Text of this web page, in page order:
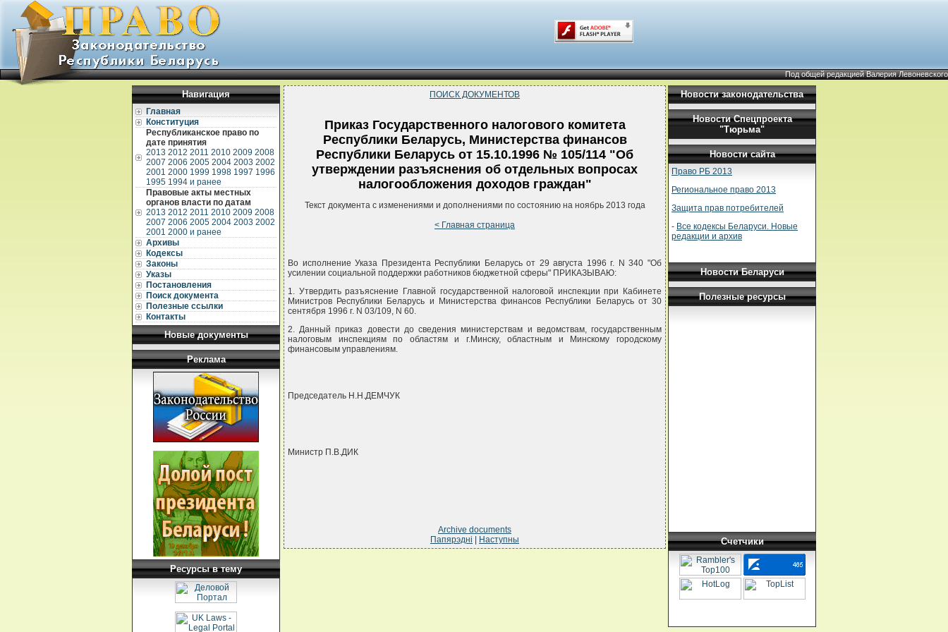
Под общей редакцией Валерия Левоневского
Навигация
Главная
Конституция
Республиканское право по
дате принятия
2013 2012 2011 2010 2009 2008
2007 2006 2005 2004 2003 2002
2001 2000 1999 1998 1997 1996
1995 1994 и ранее
Правовые акты местных
органов власти по датам
2013 2012 2011 2010 2009 2008
2007 2006 2005 2004 2003 2002
2001 2000 и ранее
Архивы
Кодексы
Законы
Указы
Постановления
Поиск документа
Полезные ссылки
Контакты
Новые документы
Реклама
Ресурсы в тему
ПОИСК ДОКУМЕНТОВ
Приказ Государственного налогового комитета
Республики Беларусь, Министерства финансов
Республики Беларусь от 15.10.1996 № 105/114 "Об
утверждении разъяснения об отдельных вопросах
налогообложения доходов граждан"
Текст документа с изменениями и дополнениями по состоянию на ноябрь 2013 года
< Главная страница
Во исполнение Указа Президента Республики Беларусь от 29 августа 1996 г. N 340 "Об
усилении социальной поддержки работников бюджетной сферы" ПРИКАЗЫВАЮ:
1. Утвердить разъяснение Главной государственной налоговой инспекции при Кабинете
Министров Республики Беларусь и Министерства финансов Республики Беларусь от 30
сентября 1996 г. N 03/109, N 60.
2. Данный приказ довести до сведения министерствам и ведомствам, государственным
налоговым инспекциям по областям и г.Минску, областным и Минскому городскому
финансовым управлениям.
Председатель Н.Н.ДЕМЧУК
Министр П.В.ДИК
Archive documents
Папярэдні
Наступны
Новости законодательства
Новости Спецпроекта
"Тюрьма"
Новости сайта
Право РБ 2013
Региональное право 2013
Защита прав потребителей
- Все кодексы Беларуси. Новые
редакции и архив
Новости Беларуси
Полезные ресурсы
Счетчики